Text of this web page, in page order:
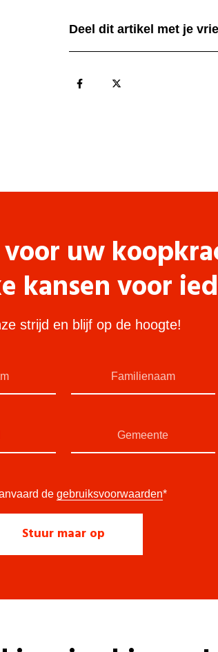
Deel dit artikel met je
uw
kansen voor
strijd en blijf op de hoogte!
de gebruiksvoorwaarden*